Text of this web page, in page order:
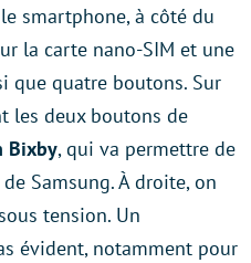
smartphone, à côté du
la carte nano-SIM et une
que quatre boutons. Sur
les deux boutons de
Bixby, qui va permettre de
Samsung. À droite, on
tension. Un
évident, notamment pour